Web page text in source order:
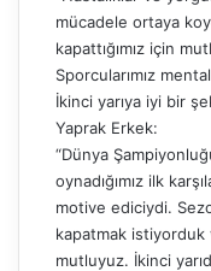
mücadele ortaya
kapattığımız için
Sporcularımız
İkinci yarıya iyi bir
Yaprak Erkek:
“Dünya
oynadığımız ilk
motive ediciydi.
kapatmak istiyorduk
mutluyuz. İkinci